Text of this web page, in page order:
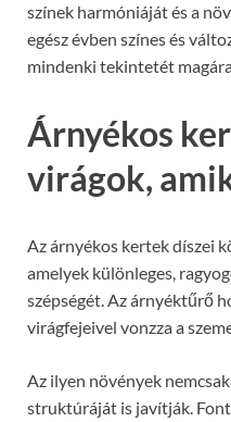
színek harmóniáját és a
egész évben színes és
mindenki tekintetét
Árnyékos
virágok,
Az árnyékos kertek díszei
amelyek különleges,
szépségét. Az árnyéktűrő
virágfejeivel vonzza a
Az ilyen növények
struktúráját is javítják.